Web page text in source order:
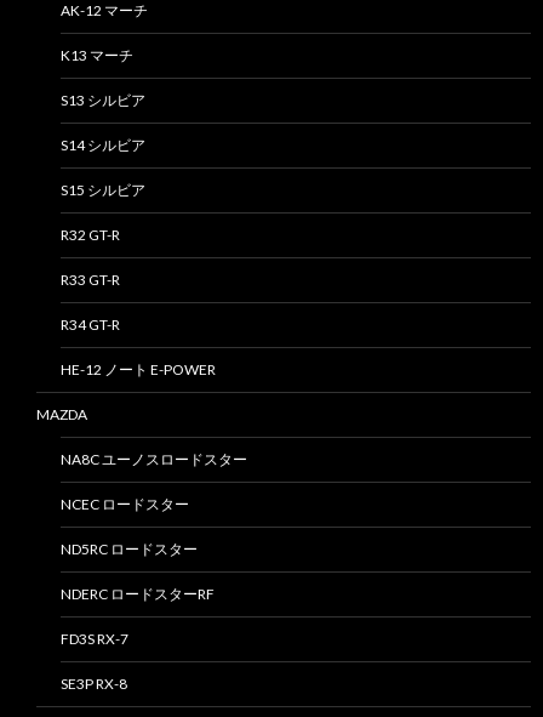
AK-12 マーチ
K13 マーチ
S13 シルビア
S14 シルビア
S15 シルビア
R32 GT-R
R33 GT-R
R34 GT-R
HE-12 ノート E-POWER
MAZDA
NA8C ユーノスロードスター
NCEC ロードスター
ND5RC ロードスター
NDERC ロードスターRF
FD3S RX-7
SE3P RX-8